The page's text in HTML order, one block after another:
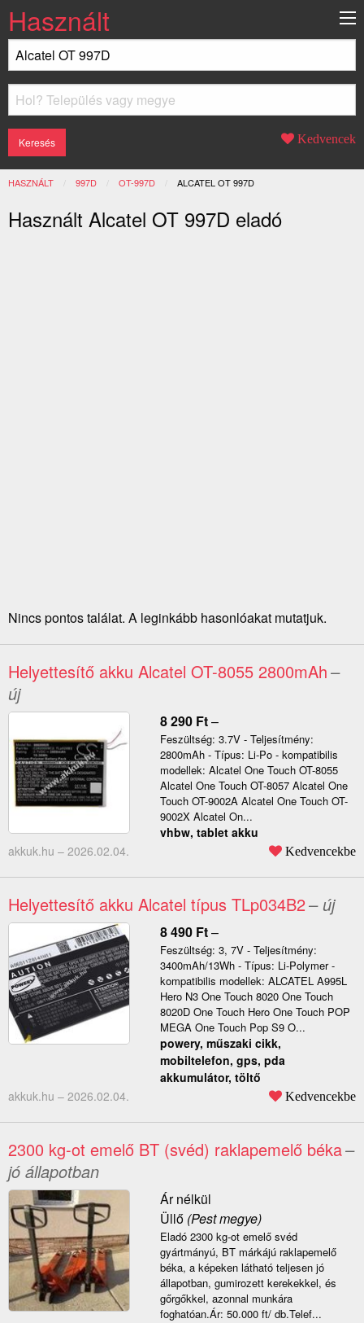
Használt
Kedvencek
HASZNÁLT 997D OT-997D JELENLEGI:
ALCATEL OT 997D
Használt Alcatel OT 997D eladó
Nincs pontos találat. A leginkább hasonlóakat mutatjuk.
Helyettesítő akku Alcatel OT-8055 2800mAh–
új
8 290 Ft–
Feszültség: 3.7V - Teljesítmény:
2800mAh - Típus: Li-Po - kompatibilis
modellek: Alcatel One Touch OT-8055
Alcatel One Touch OT-8057 Alcatel One
Touch OT-9002A Alcatel One Touch OT-
9002X Alcatel On...
vhbw, tablet akku
akkuk.hu – 2026.02.04. Kedvencekbe
Helyettesítő akku Alcatel típus TLp034B2– új
8 490 Ft–
Feszültség: 3, 7V - Teljesítmény:
3400mAh/13Wh - Típus: Li-Polymer -
kompatibilis modellek: ALCATEL A995L
Hero N3 One Touch 8020 One Touch
8020D One Touch Hero One Touch POP
MEGA One Touch Pop S9 O...
powery, műszaki cikk,
mobiltelefon, gps, pda
akkumulátor, töltő
akkuk.hu – 2026.02.04. Kedvencekbe
2300 kg-ot emelő BT (svéd) raklapemelő béka–
jó állapotban
Ár nélkül
Üllő(Pest megye)
Eladó 2300 kg-ot emelő svéd
gyártmányú, BT márkájú raklapemelő
béka, a képeken látható teljesen jó
állapotban, gumirozett kerekekkel, és
gőrgőkkel, azonnal munkára
foghatóan.Ár: 50.000 ft/ db.Telef...